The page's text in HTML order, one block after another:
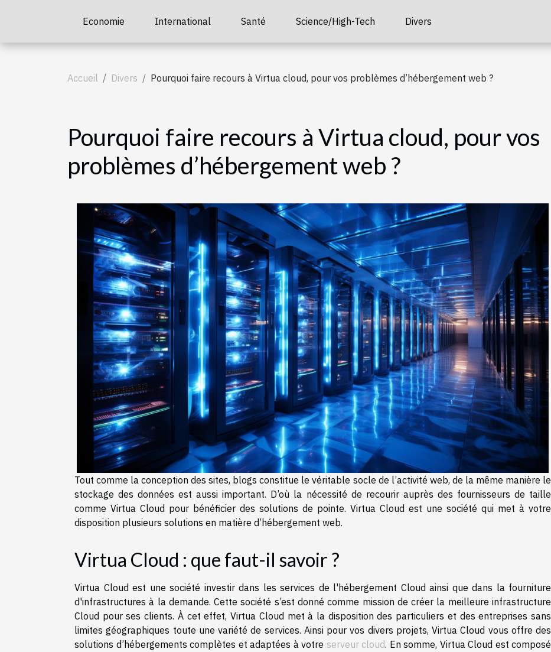
Economie International Santé Science/High-Tech Divers
Accueil Divers Pourquoi faire recours à Virtua cloud, pour vos problèmes d’hébergement web ?
Pourquoi faire recours à Virtua cloud, pour vos
problèmes d’hébergement web ?
Tout comme la conception des sites, blogs constitue le véritable socle de l’activité web, de la même manière le
stockage des données est aussi important. D’où la nécessité de recourir auprès des fournisseurs de taille
comme Virtua Cloud pour bénéficier des solutions de pointe. Virtua Cloud est une société qui met à votre
disposition plusieurs solutions en matière d’hébergement web.
Virtua Cloud : que faut-il savoir ?
Virtua Cloud est une société investir dans les services de l'hébergement Cloud ainsi que dans la fourniture
d'infrastructures à la demande. Cette société s’est donné comme mission de créer la meilleure infrastructure
Cloud pour ses clients. À cet effet, Virtua Cloud met à la disposition des particuliers et des entreprises sans
limites géographiques toute une variété de services. Ainsi pour vos divers projets, Virtua Cloud vous offre des
solutions d’hébergements complètes et adaptées à votre serveur cloud. En somme, Virtua Cloud est composé